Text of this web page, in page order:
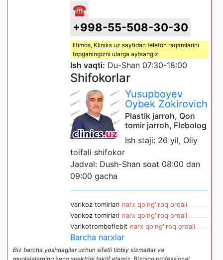
☎
+998-55-508-30-30
Iltimos, Kliniks uz saytidan telefon raqamlarini
topganingizni ularga aytsangiz
Ish vaqti: Du-Shan 07:30-18:00
Shifokorlar
Yusupboyev
Oybek Zokirovich
Plastik jarroh, Qon
tomir jarroh, Flebolog
Ish staji: 26 yil, Oliy
toifali shifokor
Jadval: Dush-Shan soat 08:00 dan
09:00 gacha
Varikoz tomirlari narx qo'ng'iroq orqali
Varikoz tomirlari narx qo'ng'iroq orqali
Varikotromboflebit narx qo'ng'iroq orqali
Barcha narxlar
Biz barcha yoshdagilar uchun sifatli tibbiy xizmatlar va